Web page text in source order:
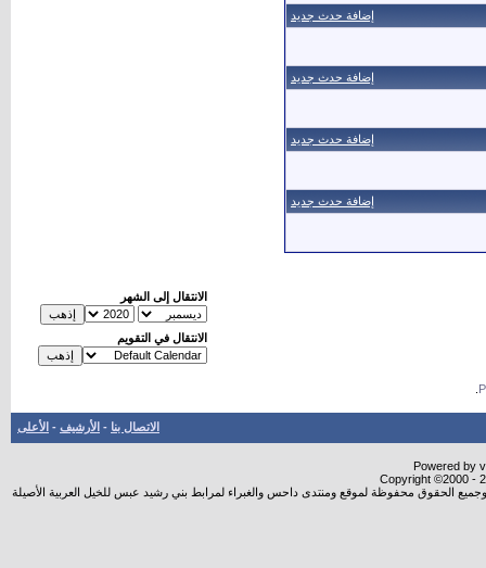
إضافة حدث جديد
إضافة حدث جديد
إضافة حدث جديد
إضافة حدث جديد
الانتقال إلى الشهر
الانتقال في التقويم
الاتصال بنا - الأرشيف - الأعلى
Powered by
Copyright ©2000 -
الحقوق محفوظة لموقع ومنتدى داحس والغبراء لمرابط بني رشيد عبس للخيل العربية الأصيلة